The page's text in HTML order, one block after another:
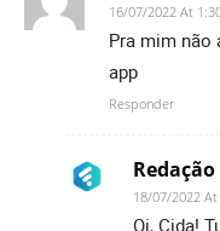
16/07/2022 At
Pra mim não
app
Responder
Redação
18/07/2022
Oi, Cida!